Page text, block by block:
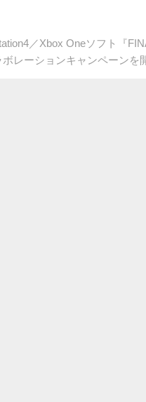
／Xbox Oneソフト『
レーションキャンペーンを